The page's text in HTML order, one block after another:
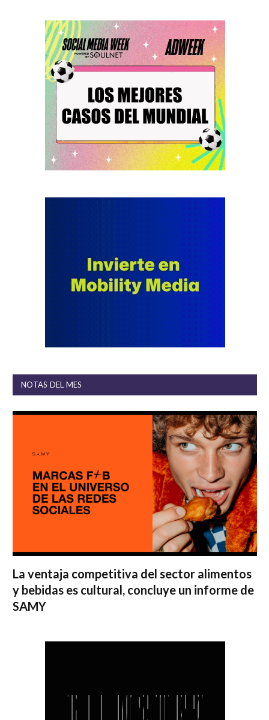
NOTAS DEL MES
La ventaja competitiva del sector alimentos
y bebidas es cultural, concluye un informe de
SAMY